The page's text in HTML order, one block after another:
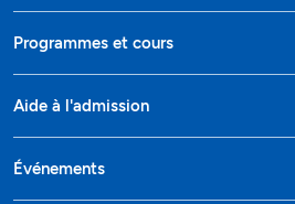
Programmes et cours
Aide à l'admission
Événements